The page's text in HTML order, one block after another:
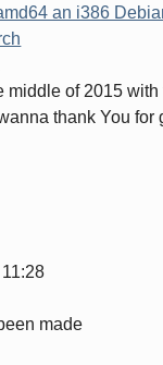
an i386
middle of 2015 with
thank You for
made